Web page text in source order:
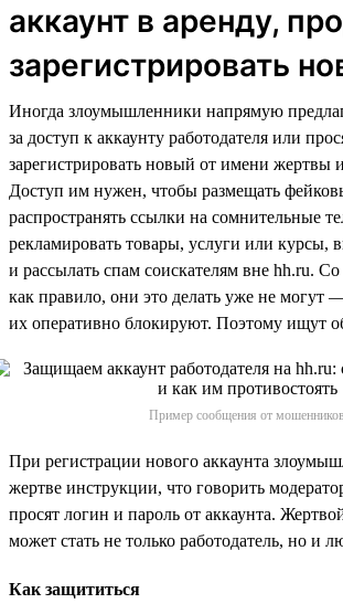
аккаунт в аренду,
зарегистрировать
Иногда злоумышленники напрямую
за доступ к аккаунту работодателя или
зарегистрировать новый от имени жертвы
Доступ им нужен, чтобы размещать
распространять ссылки на сомнительные
рекламировать товары, услуги или курсы,
и рассылать спам соискателям вне hh.ru. Со
как правило, они это делать уже не могут
их оперативно блокируют. Поэтому ищут
Пример сообщения от мошенников
При регистрации нового аккаунта
жертве инструкции, что говорить
просят логин и пароль от аккаунта.
может стать не только работодатель, но и
Как защититься